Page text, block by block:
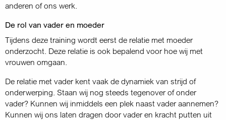
anderen of ons werk.
De rol van vader en moeder
Tijdens deze training wordt eerst de relatie met moeder
onderzocht. Deze relatie is ook bepalend voor hoe wij met
vrouwen omgaan.
De relatie met vader kent vaak de dynamiek van strijd of
onderwerping. Staan wij nog steeds tegenover of onder
vader? Kunnen wij inmiddels een plek naast vader aannemen?
Kunnen wij ons laten dragen door vader en kracht putten uit